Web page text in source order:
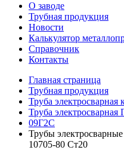
О заводе
Трубная продукция
Новости
Калькулятор
Справочник
Контакты
Главная страница
Трубная продукция
Труба
Труба
09Г2С
Трубы
10705-80 Ст20